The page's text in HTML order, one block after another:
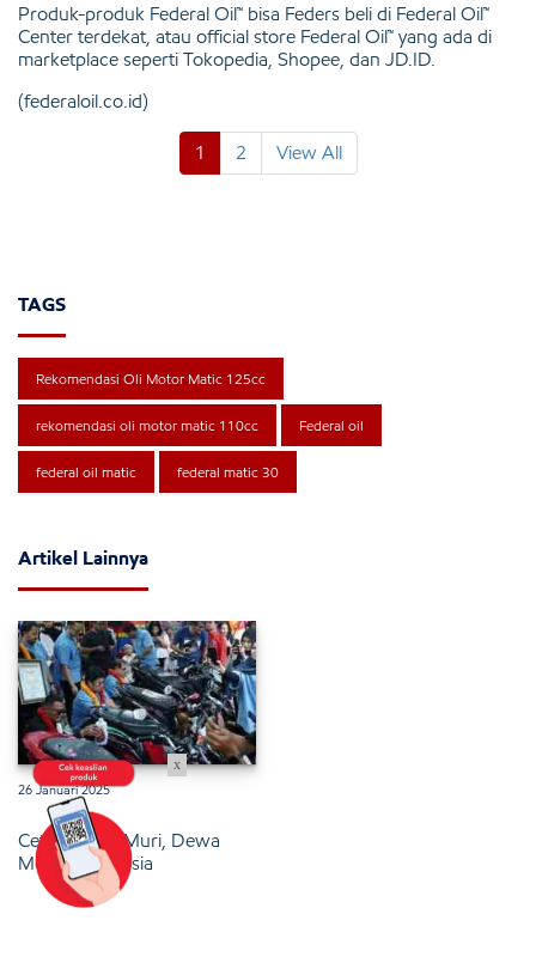
Produk-produk Federal Oil™ bisa Feders beli di Federal Oil™
Center terdekat, atau official store Federal Oil™ yang ada di
marketplace seperti Tokopedia, Shopee, dan JD.ID
(federaloil.co.id)
1 2 View All
TAGS
Rekomendasi Oli Motor Matic 125cc
rekomendasi oli motor matic 110cc Federal oil
federal oil matic federal matic 30
Artikel Lainnya
26 Januari 2025
Cetak Rekor Muri, Dewa
Motor Indonesia
x